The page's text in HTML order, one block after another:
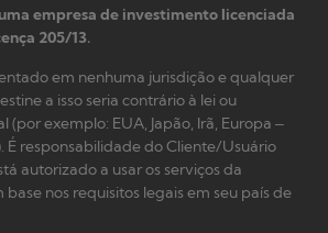
empresa de investimento licenciada
205/13.
em nenhuma jurisdição e qualquer
a isso seria contrário à lei ou
(por exemplo: EUA, Japão, Irã, Europa –
É responsabilidade do Cliente/Usuário
autorizado a usar os serviços da
base nos requisitos legais em seu país de